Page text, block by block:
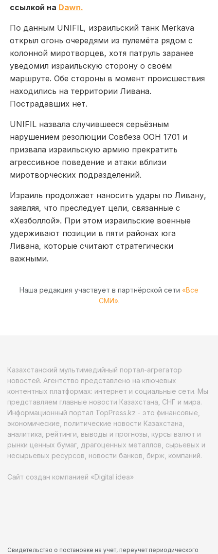
ссылкой на Dawn.
По данным UNIFIL, израильский танк Merkava
открыл огонь очередями из пулемёта рядом с
колонной миротворцев, хотя патруль заранее
уведомил израильскую сторону о своём
маршруте. Обе стороны в момент происшествия
находились на территории Ливана.
Пострадавших нет.
UNIFIL назвала случившееся серьёзным
нарушением резолюции Совбеза ООН 1701 и
призвала израильскую армию прекратить
агрессивное поведение и атаки вблизи
миротворческих подразделений.
Израиль продолжает наносить удары по Ливану,
заявляя, что преследует цели, связанные с
«Хезболлой». При этом израильские военные
удерживают позиции в пяти районах юга
Ливана, которые считают стратегически
важными.
Наша редакция участвует в партнёрской сети «Все
СМИ».
Казахстанский мультимедийный портал-агрегатор
новостей. Агентство представлено на ключевых
контентных платформах: интернет и социальные сети. Мы
представляем главные новости Казахстана, СНГ и мира.
Информационный портал TopPress.kz - это финансовые,
экономические, политические новости Казахстана,
аналитика, рейтинги, выводы и прогнозы, курсы валют и
рынки ценных бумаг, драгоценных металлов, сырьевых и
несырьевых ресурсов, новости банков, бирж, компаний.
Сайт создан компанией «Digital idea»
Свидетельство о постановке на учет, переучет периодического